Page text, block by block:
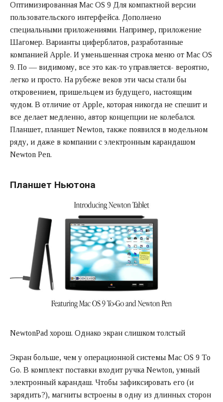
Оптимизированная Mac OS 9 Для компактной версии
пользовательского интерфейса. Дополнено
специальными приложениями. Например, приложение
Шагомер. Варианты циферблатов, разработанные
компанией Apple. И уменьшенная строка меню от Mac OS
9. По — видимому, все это как-то управляется- вероятно,
легко и просто. На рубеже веков эти часы стали бы
откровением, пришельцем из будущего, настоящим
чудом. В отличие от Apple, которая никогда не спешит и
все делает медленно, автор концепции не колебался.
Планшет, планшет Newton, также появился в модельном
ряду, и даже в компании с электронным карандашом
Newton Pen.
Планшет Ньютона
NewtonPad хорош. Однако экран слишком толстый
Экран больше, чем у операционной системы Mac OS 9 To
Go. В комплект поставки входит ручка Newton, умный
электронный карандаш. Чтобы зафиксировать его (и
зарядить?), магниты встроены в одну из длинных сторон